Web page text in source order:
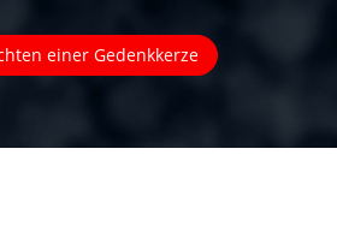
einer Gedenkkerze